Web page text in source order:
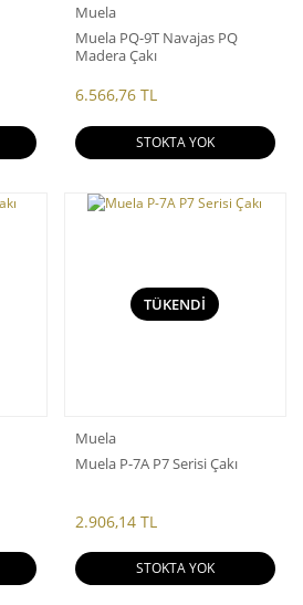
Muela
Muela PQ-9T Navajas PQ
Madera Çakı
6.566,76 TL
STOKTA YOK
TÜKENDİ
Muela
Muela P-7A P7 Serisi Çakı
2.906,14 TL
STOKTA YOK